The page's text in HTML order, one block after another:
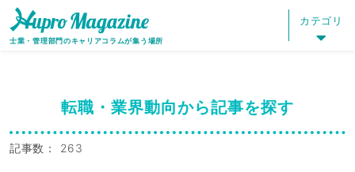
士業・管理部門のキャリアコラムが集う場所
カテゴリ
HOME HUPRO MAGAZINE カテゴリ：転職・業界動向
転職・業界動向から記事を探す
記事数： 263